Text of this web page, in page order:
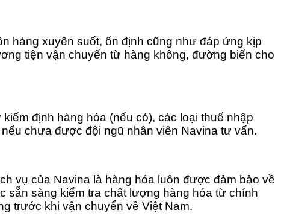
hàng xuyên suốt, ổn định cũng như đáp ứng kịp
tiện vận chuyển từ hàng không, đường biển cho
định hàng hóa (nếu có), các loại thuế nhập
chưa được đội ngũ nhân viên Navina tư vấn.
vụ của Navina là hàng hóa luôn được đảm bảo về
sẵn sàng kiểm tra chất lượng hàng hóa từ chính
trước khi vận chuyển về Việt Nam.